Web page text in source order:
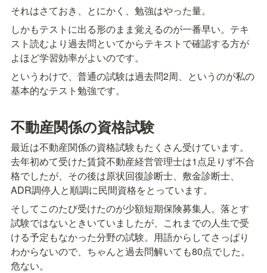
それはさておき、とにかく、勉強はやった量。
しかもテストに出る形のまま覚えるのが一番早い。テキ
スト読むより過去問といてからテキストで確認する方が
よほど学習効率がよいのです。
というわけで、普通の試験は過去問2周、というのが私の
基本的なテスト勉強です。
不動産関係の資格試験
最近は不動産関係の資格試験もたくさん受けています。
去年初めて受けた賃貸不動産経営管理士は1点足りず不合
格でしたが、その後は原状回復診断士、敷金診断士、
ADR調停人と順調に民間資格をとっています。
そしてこのたび受けたのが少額短期保険募集人。落とす
試験ではないときいていましたが、これまでの人生で受
ける予定もなかった分野の試験。用語からしてさっぱり
わからないので、ちゃんと過去問解いても80点でした。
危ない。